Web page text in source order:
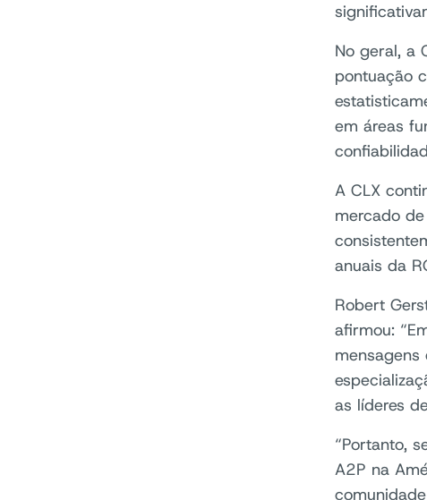
No geral, a
pontuação
em áreas
A CLX
mercado
anuais da
Robert
afirmou:
as líderes
“Portanto,
A2P na